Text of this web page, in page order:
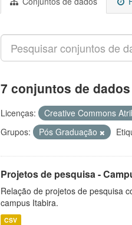
7 conjuntos de
Licenças: Creative Commons
Grupos:
Pós Graduação
Projetos de pesquisa -
Relação de projetos de pesquisa
campus Itabira.
CSV